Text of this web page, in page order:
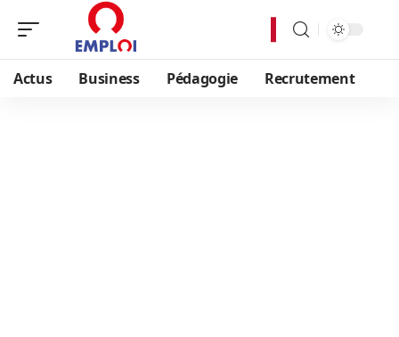
Actus Business Pédagogie Recrutement